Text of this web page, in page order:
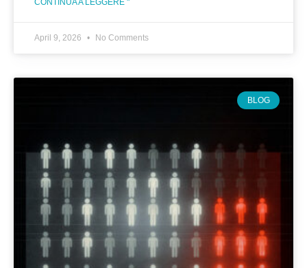
CONTINUA A LEGGERE "
April 9, 2026 No Comments
BLOG